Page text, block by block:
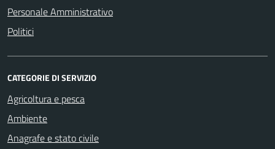
Personale Amministrativo
Politici
CATEGORIE DI SERVIZIO
Agricoltura e pesca
Ambiente
Anagrafe e stato civile